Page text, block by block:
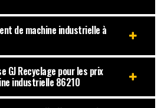
de machine industrielle à
GJ Recyclage pour les prix
industrielle 86210